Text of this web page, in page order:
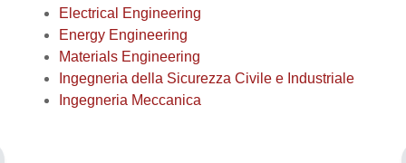
Electrical Engineering
Energy Engineering
Materials Engineering
Ingegneria della Sicurezza Civile e Industriale
Ingegneria Meccanica